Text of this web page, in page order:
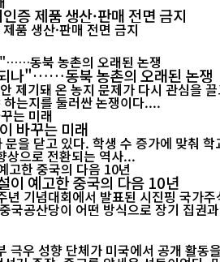
증 제품 생산·판매 전면 금지
나"……동북 농촌의 오래된 논쟁
제기돼 온 농지 문제가 다시 관심을
는지를 둘러싼 논쟁이다....
바꾸는 미래
을 닫고 있다. 학생 수 증가에 맞춰
상으로 전환되는 역사...
예고한 중국의 다음 10년
기념대회에서 발표된 시진핑 국가
국공산당이 어떤 방식으로 장기 집권
우 성향 단체가 미국에서 공개 활